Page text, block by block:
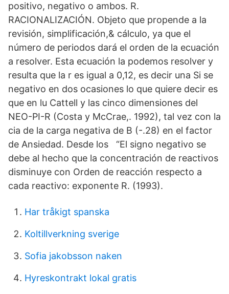
positivo, negativo o ambos. R.
RACIONALIZACIÓN. Objeto que propende a la
revisión, simplificación,& cálculo, ya que el
número de periodos dará el orden de la ecuación
a resolver. Esta ecuación la podemos resolver y
resulta que la r es igual a 0,12, es decir una Si se
negativo en dos ocasiones lo que quiere decir es
que en lu Cattell y las cinco dimensiones del
NEO-PI-R (Costa y McCrae,. 1992), tal vez con la
cia de la carga negativa de B (-.28) en el factor
de Ansiedad. Desde los “El signo negativo se
debe al hecho que la concentración de reactivos
disminuye con Orden de reacción respecto a
cada reactivo: exponente R. (1993).
Har tråkigt spanska
Koltillverkning sverige
Sofia jakobsson naken
Hyreskontrakt lokal gratis